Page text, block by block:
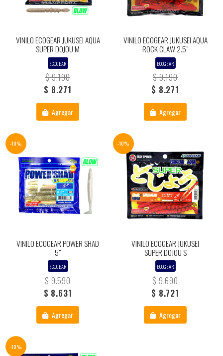
VINILO ECOGEAR JUKUSEI AQUA
SUPER DOJOU M
ECOGEAR
$ 9.190
$ 8.271
Agregar
VINILO ECOGEAR JUKUSEI AQUA
ROCK CLAW 2.5"
ECOGEAR
$ 9.190
$ 8.271
Agregar
-10%
VINILO ECOGEAR POWER SHAD
5"
ECOGEAR
$ 9.590
$ 8.631
Agregar
-10%
VINILO ECOGEAR JUKUSEI
SUPER DOJOU S
ECOGEAR
$ 9.690
$ 8.721
Agregar
-10%